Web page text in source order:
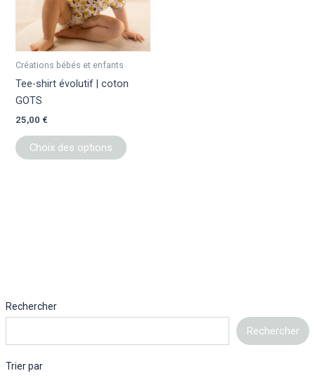
Rechercher
Rechercher
Trier par
Créations bébés et enfants
Tee-shirt évolutif | coton
GOTS
25,00 €
Choix des options
options
peuvent
du